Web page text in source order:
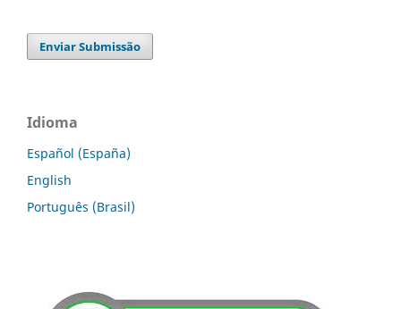
Enviar Submissão
Idioma
Español (España)
English
Português (Brasil)